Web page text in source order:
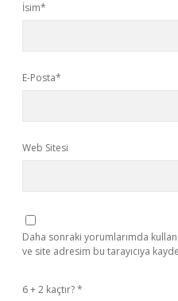
İsim*
E-Posta*
Web Sitesi
Daha sonraki yorumlarımda
ve site adresim bu tarayıcıya
6 + 2 kaçtır?*